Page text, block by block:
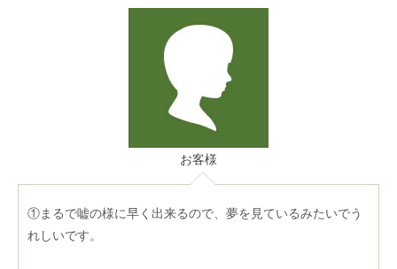
お客様
①まるで嘘の様に早く出来るので、夢を見ているみたいでう
れしいです。